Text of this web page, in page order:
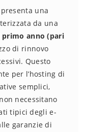
presenta una
da una
primo anno (pari
di rinnovo
Questo
per l’hosting di
semplici,
necessitano
tipici degli e-
garanzie di